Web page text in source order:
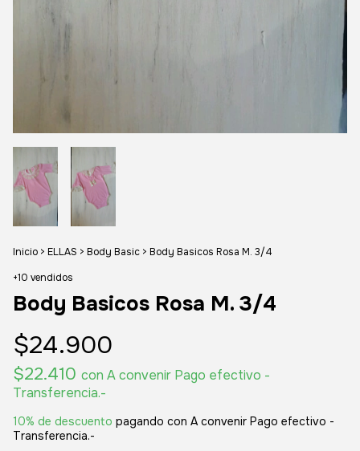
Inicio > ELLAS > Body Basic > Body Basicos Rosa M. 3/4
+10 vendidos
Body Basicos Rosa M. 3/4
$24.900
$22.410 con A convenir Pago efectivo -
Transferencia.-
10% de descuento pagando con A convenir Pago efectivo -
Transferencia.-